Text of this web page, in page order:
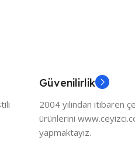
Güvenilirlik
2004 yılından itibaren
ürünlerini
yapmaktayız.